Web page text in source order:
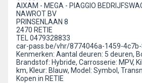
AIXAM - MEGA - PIAGGIO
NAWROT BV
PRINSENLAAN 8
2470 RETIE
TEL 0479328833
car-pass.be/vhr/8774046a-1459-
Kenmerken: Aantal deuren: 5 deuren,
Brandstof: Hybride, Carrosserie: MPV,
km, Kleur: Blauw, Model: Symbol,
Kopen in RETIE